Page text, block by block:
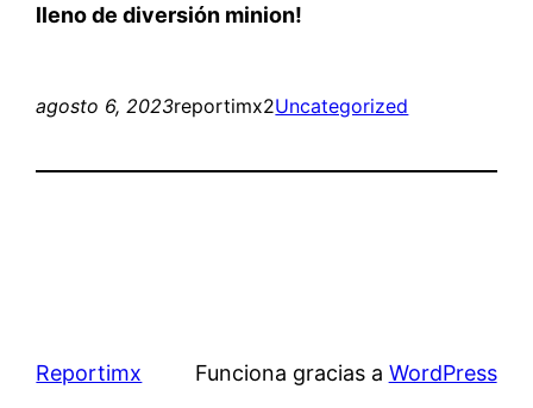
lleno de diversión minion!
agosto 6, 2023reportimx2Uncategorized
Reportimx Funciona gracias a WordPress